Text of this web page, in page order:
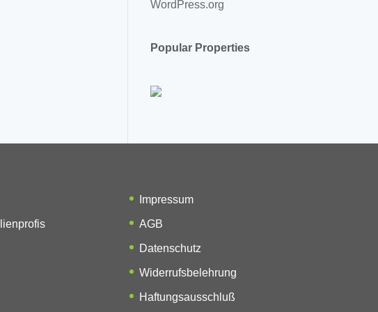
WordPress.org
Popular Properties
Impressum
AGB
Datenschutz
Widerrufsbelehrung
Haftungsausschluß